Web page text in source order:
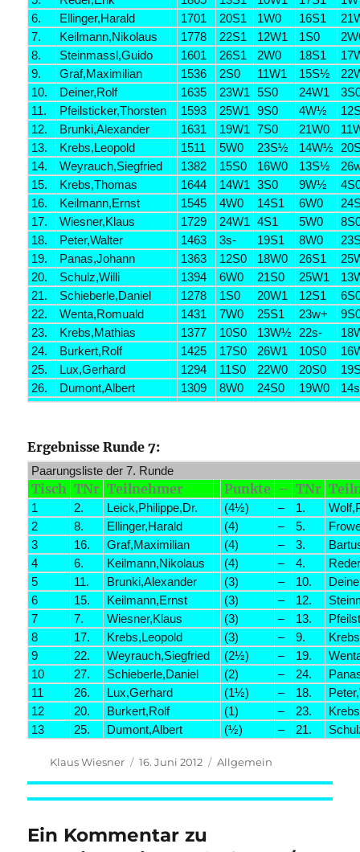
6.
Ellinger,Harald 1701 20S1 1W0 16S1
7.
Keilmann,Nikolaus 1778 22S1 12W1 1S0
8.
Steinmassl,Guido 1601 26S1 2W0 18S1
9.
Graf,Maximilian 1536 2S0 11W1 15S½
10.
Deiner,Rolf 1635 23W1 5S0 24W1
11.
Pfeilsticker,Thorsten 1593 25W1 9S0 4W½
12.
Brunki,Alexander 1631 19W1 7S0 21W0
13.
Krebs,Leopold 1511 5W0 23S½ 14W½
14.
Weyrauch,Siegfried 1382 15S0 16W0 13S½
15.
Krebs,Thomas 1644 14W1 3S0 9W½
16.
Keilmann,Ernst 1545 4W0 14S1 6W0
17.
Wiesner,Klaus 1729 24W1 4S1 5W0
18.
Peter,Walter 1463 3s- 19S1 8W0
19.
Panas,Johann 1363 12S0 18W0 26S1
20.
Schulz,Willi 1394 6W0 21S0 25W1
21.
Schieberle,Daniel 1278 1S0 20W1 12S1
22.
Wenta,Romuald 1431 7W0 25S1 23w+
23.
Krebs,Mathias 1377 10S0 13W½ 22s-
24.
Burkert,Rolf 1425 17S0 26W1 10S0
25.
Lux,Gerhard 1294 11S0 22W0 20S0
26.
Dumont,Albert 1309 8W0 24S0 19W0
Ergebnisse Runde 7:
Paarungsliste der 7. Runde
Tisch TNr Teilnehmer Punkte – TNr
1 2. Leick,Philippe,Dr. (4½) – 1.
2
8. Ellinger,Harald (4) – 5.
3
16. Graf,Maximilian (4) – 3.
4
6. Keilmann,Nikolaus (4) – 4.
5
11. Brunki,Alexander (3) – 10.
6
15. Keilmann,Ernst (3) – 12.
7
7. Wiesner,Klaus (3) – 13.
8
17. Krebs,Leopold (3) – 9.
9
22. Weyrauch,Siegfried (2½) – 19.
10
27. Schieberle,Daniel (2) – 24.
11
26. Lux,Gerhard (1½) – 18.
12
20. Burkert,Rolf (1) – 23.
13
25. Dumont,Albert (½) – 21.
Autor
Klaus Wiesner
Veröffentlicht
16. Juni 2012 Kategorien
Allgemein
Ein Kommentar zu